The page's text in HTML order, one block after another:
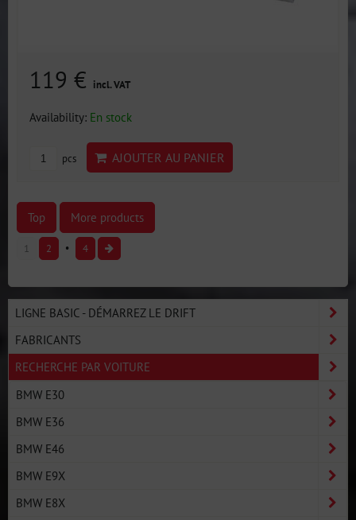
119 € incl. VAT
Availability: En stock
pcs AJOUTER AU PANIER
Top More products
1 2 4
LIGNE BASIC - DÉMARREZ LE DRIFT
FABRICANTS
RECHERCHE PAR VOITURE
BMW E30
BMW E36
BMW E46
BMW E9X
BMW E8X